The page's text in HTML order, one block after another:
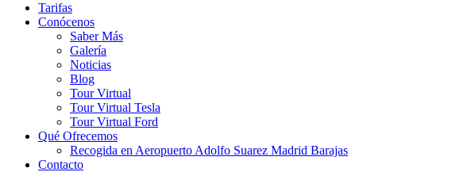
Tarifas
Conócenos
Saber Más
Galería
Noticias
Blog
Tour Virtual
Tour Virtual Tesla
Tour Virtual Ford
Qué Ofrecemos
Recogida en Aeropuerto Adolfo Suarez Madrid Barajas
Contacto